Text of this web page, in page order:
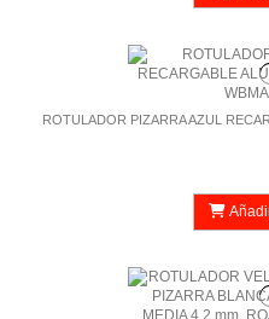
ROTULADOR PIZARRA AZUL